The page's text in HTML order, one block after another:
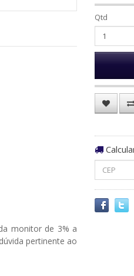
Qtd
monitor de 3% a
pertinente ao